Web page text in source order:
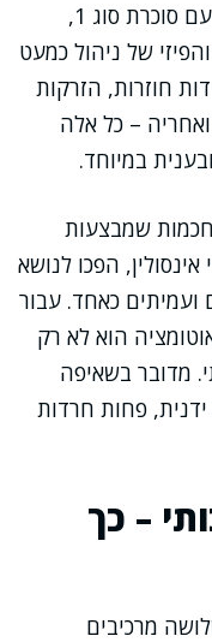
במפגשיי עם מטופלים המתמודדים עם סוכרת סוג 1,
של ניהול כמעט
חוזרות, הזרקות
ואחריה – כל אלה
במיוחד.
חכמות שמבצעות
הפכו לנושא
כאחד. עבור
הוא לא רק
מדובר בשאיפה
פחות חרדות
– כך
מרכיבים